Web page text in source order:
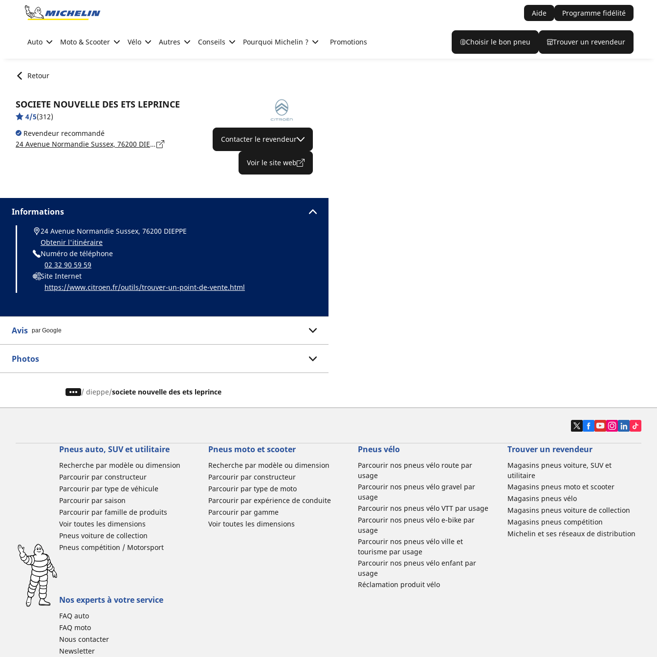
Go to page content
Aide Programme fidélité
Auto Moto & Scooter Vélo Autres Conseils Pourquoi Michelin ? Promotions Choisir le bon pneu Trouver un revendeur
Retour
SOCIETE NOUVELLE DES ETS LEPRINCE
4/5(312)
Revendeur recommandé
24 Avenue Normandie Sussex, 76200 DIEPPE
Contacter le revendeur
Voir le site web
Informations
24 Avenue Normandie Sussex, 76200 DIEPPE
Obtenir l'itinéraire
Numéro de téléphone
02 32 90 59 59
Site Internet
https://www.citroen.fr/outils/trouver-un-point-de-vente.html
Avis par Google
Photos
/ dieppe societe nouvelle des ets leprince
Pneus auto, SUV et utilitaire
Recherche par modèle ou dimension
Parcourir par constructeur
Parcourir par type de véhicule
Parcourir par saison
Parcourir par famille de produits
Voir toutes les dimensions
Pneus voiture de collection
Pneus compétition / Motorsport
Pneus moto et scooter
Recherche par modèle ou dimension
Parcourir par constructeur
Parcourir par type de moto
Parcourir par expérience de conduite
Parcourir par gamme
Voir toutes les dimensions
Pneus vélo
Parcourir nos pneus vélo route par
usage
Parcourir nos pneus vélo gravel par
usage
Parcourir nos pneus vélo VTT par usage
Parcourir nos pneus vélo e-bike par
usage
Parcourir nos pneus vélo ville et
tourisme par usage
Parcourir nos pneus vélo enfant par
usage
Réclamation produit vélo
Trouver un revendeur
Magasins pneus voiture, SUV et
utilitaire
Magasins pneus moto et scooter
Magasins pneus vélo
Magasins pneus voiture de collection
Magasins pneus compétition
Michelin et ses réseaux de distribution
Nos experts à votre service
FAQ auto
FAQ moto
Nous contacter
Newsletter